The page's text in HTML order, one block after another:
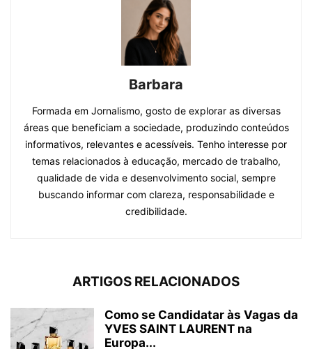
Barbara
Formada em Jornalismo, gosto de explorar as diversas
áreas que beneficiam a sociedade, produzindo conteúdos
informativos, relevantes e acessíveis. Tenho interesse por
temas relacionados à educação, mercado de trabalho,
qualidade de vida e desenvolvimento social, sempre
buscando informar com clareza, responsabilidade e
credibilidade.
ARTIGOS RELACIONADOS
Como se Candidatar às Vagas da
YVES SAINT LAURENT na
Europa...